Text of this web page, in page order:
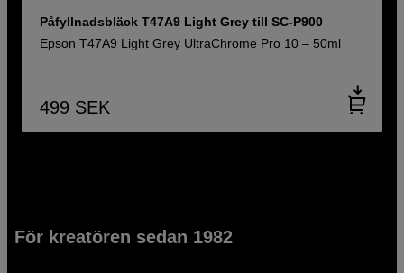
Påfyllnadsbläck T47A9 Light Grey till SC-P900
Epson T47A9 Light Grey UltraChrome Pro 10 – 50ml
499 SEK
För kreatören sedan 1982